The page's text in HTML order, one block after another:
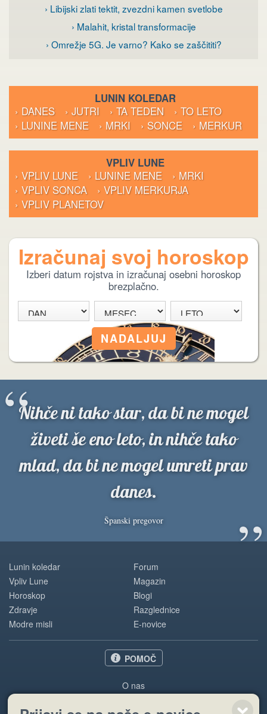
› Libijski zlati tektit, zvezdni kamen svetlobe
› Malahit, kristal transformacije
› Omrežje 5G. Je varno? Kako se zaščititi?
LUNIN KOLEDAR
› DANES
› JUTRI › TA TEDEN
› TO LETO
› LUNINE MENE
› MRKI › SONCE › MERKUR
VPLIV LUNE
› VPLIV LUNE
› LUNINE MENE
› MRKI
› VPLIV SONCA
› VPLIV MERKURJA
› VPLIV PLANETOV
Izračunaj svoj horoskop
Izberi datum rojstva in izračunaj osebni horoskop
brezplačno.
Nihče ni tako star, da bi ne mogel
živeti še eno leto, in nihče tako
mlad, da bi ne mogel umreti prav
danes.
Španski pregovor ”
“
Lunin koledar
Vpliv Lune
Horoskop
Zdravje
Modre misli
Forum
Magazin
Blogi
Razglednice
E-novice
POMOČ
O nas